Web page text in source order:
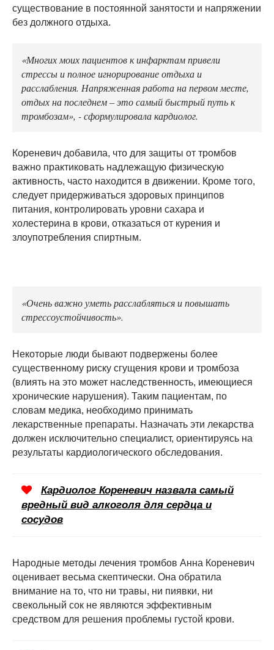
существование в постоянной занятости и напряжении
без должного отдыха.
«Многих моих пациентов к инфарктам привели
стрессы и полное игнорирование отдыха и
расслабления. Напряженная работа на первом месте,
отдых на последнем – это самый быстрый путь к
тромбозам», - сформулировала кардиолог.
Кореневич добавила, что для защиты от тромбов
важно практиковать надлежащую физическую
активность, часто находится в движении. Кроме того,
следует придерживаться здоровых принципов
питания, контролировать уровни сахара и
холестерина в крови, отказаться от курения и
злоупотребления спиртным.
«Очень важно уметь расслабляться и повышать
стрессоустойчивость».
Некоторые люди бывают подвержены более
существенному риску сгущения крови и тромбоза
(влиять на это может наследственность, имеющиеся
хронические нарушения). Таким пациентам, по
словам медика, необходимо принимать
лекарственные препараты. Назначать эти лекарства
должен исключительно специалист, ориентируясь на
результаты кардиологического обследования.
Кардиолог Кореневич назвала самый
вредный вид алкоголя для сердца и
сосудов
Народные методы лечения тромбов Анна Кореневич
оценивает весьма скептически. Она обратила
внимание на то, что ни травы, ни пиявки, ни
свекольный сок не являются эффективным
средством для решения проблемы густой крови.